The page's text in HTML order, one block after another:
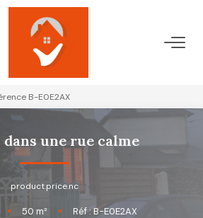
ACCUEIL
AGENCE
VENTES
LOCATIONS
B-E0E2AX
dans une rue calme
product.price.nc
• 50 m² • Réf : B-E0E2AX